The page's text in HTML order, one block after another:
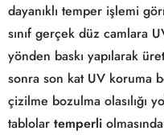
dayanıklı temper işlemi
sınıf gerçek düz camlara
yönden baskı yapılarak
sonra son kat UV koruma
çizilme bozulma olasılığı
tablolar temperli